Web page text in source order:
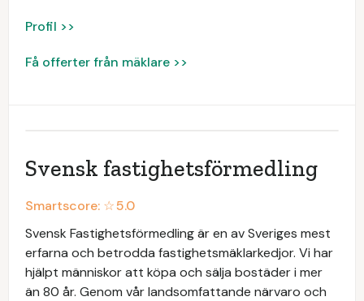
Profil >>
Få offerter från mäklare >>
Svensk fastighetsförmedling
Smartscore: ☆5.0
Svensk Fastighetsförmedling är en av Sveriges mest
erfarna och betrodda fastighetsmäklarkedjor. Vi har
hjälpt människor att köpa och sälja bostäder i mer
än 80 år. Genom vår landsomfattande närvaro och